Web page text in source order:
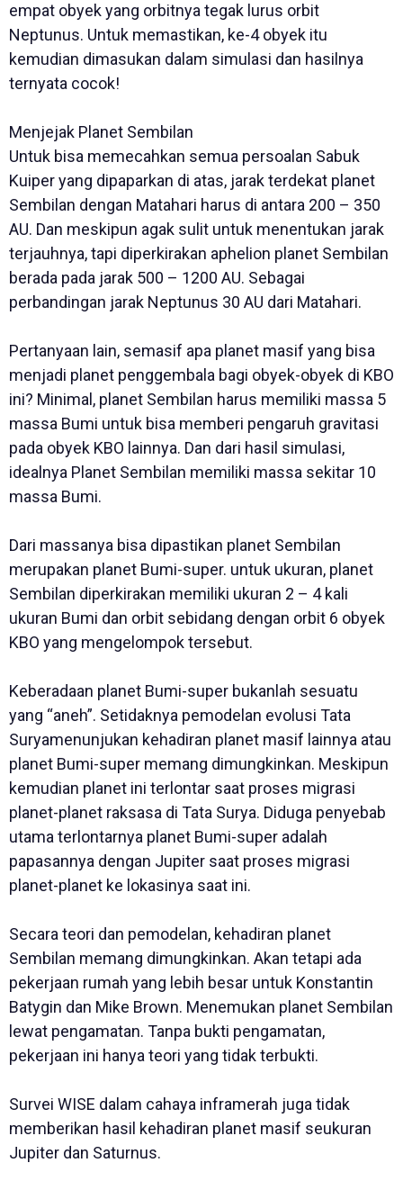
empat obyek yang orbitnya tegak lurus orbit
Neptunus. Untuk memastikan, ke-4 obyek itu
kemudian dimasukan dalam simulasi dan hasilnya
ternyata cocok!
Menjejak Planet Sembilan
Untuk bisa memecahkan semua persoalan Sabuk
Kuiper yang dipaparkan di atas, jarak terdekat planet
Sembilan dengan Matahari harus di antara 200 – 350
AU. Dan meskipun agak sulit untuk menentukan jarak
terjauhnya, tapi diperkirakan aphelion planet Sembilan
berada pada jarak 500 – 1200 AU. Sebagai
perbandingan jarak Neptunus 30 AU dari Matahari.
Pertanyaan lain, semasif apa planet masif yang bisa
menjadi planet penggembala bagi obyek-obyek di KBO
ini? Minimal, planet Sembilan harus memiliki massa 5
massa Bumi untuk bisa memberi pengaruh gravitasi
pada obyek KBO lainnya. Dan dari hasil simulasi,
idealnya Planet Sembilan memiliki massa sekitar 10
massa Bumi.
Dari massanya bisa dipastikan planet Sembilan
merupakan planet Bumi-super. untuk ukuran, planet
Sembilan diperkirakan memiliki ukuran 2 – 4 kali
ukuran Bumi dan orbit sebidang dengan orbit 6 obyek
KBO yang mengelompok tersebut.
Keberadaan planet Bumi-super bukanlah sesuatu
yang “aneh”. Setidaknya pemodelan evolusi Tata
Suryamenunjukan kehadiran planet masif lainnya atau
planet Bumi-super memang dimungkinkan. Meskipun
kemudian planet ini terlontar saat proses migrasi
planet-planet raksasa di Tata Surya. Diduga penyebab
utama terlontarnya planet Bumi-super adalah
papasannya dengan Jupiter saat proses migrasi
planet-planet ke lokasinya saat ini.
Secara teori dan pemodelan, kehadiran planet
Sembilan memang dimungkinkan. Akan tetapi ada
pekerjaan rumah yang lebih besar untuk Konstantin
Batygin dan Mike Brown. Menemukan planet Sembilan
lewat pengamatan. Tanpa bukti pengamatan,
pekerjaan ini hanya teori yang tidak terbukti.
Survei WISE dalam cahaya inframerah juga tidak
memberikan hasil kehadiran planet masif seukuran
Jupiter dan Saturnus.